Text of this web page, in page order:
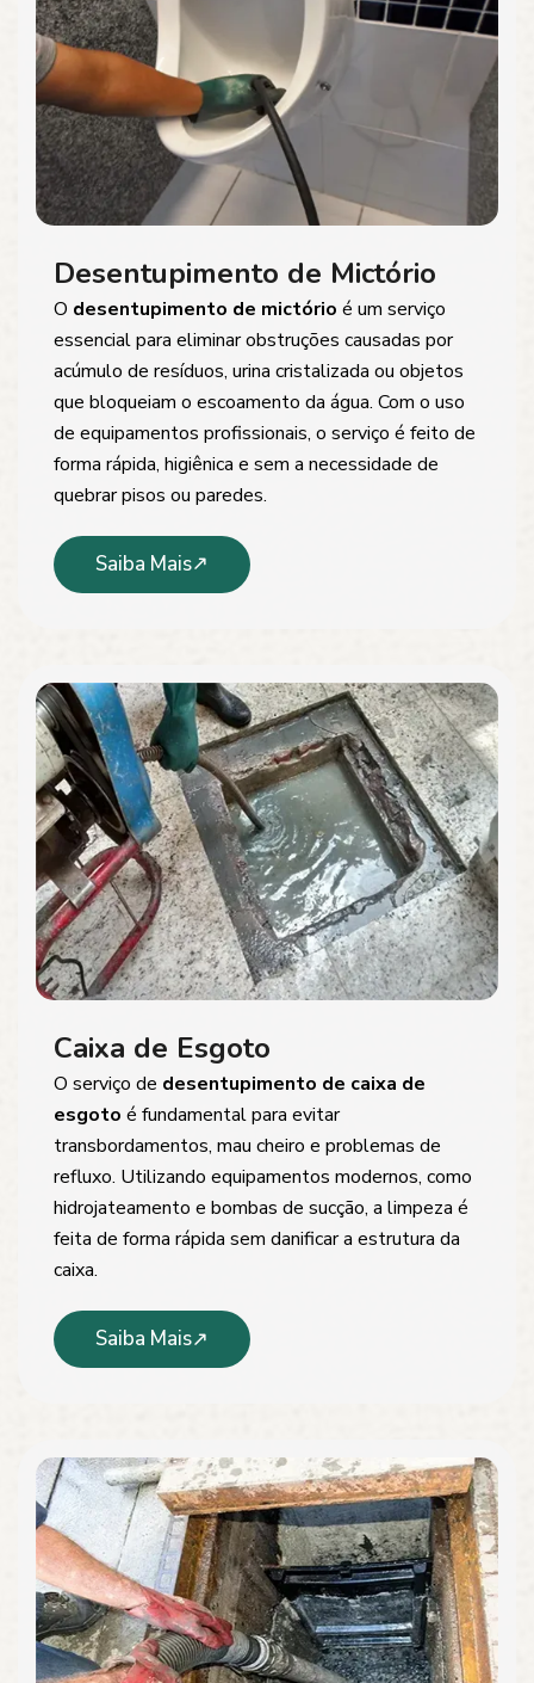
Desentupimento de Mictório
O desentupimento de mictório é um serviço
essencial para eliminar obstruções causadas por
acúmulo de resíduos, urina cristalizada ou objetos
que bloqueiam o escoamento da água. Com o uso
de equipamentos profissionais, o serviço é feito de
forma rápida, higiênica e sem a necessidade de
quebrar pisos ou paredes.
Saiba Mais
Caixa de Esgoto
O serviço de desentupimento de caixa de
esgoto é fundamental para evitar
transbordamentos, mau cheiro e problemas de
refluxo. Utilizando equipamentos modernos, como
hidrojateamento e bombas de sucção, a limpeza é
feita de forma rápida sem danificar a estrutura da
caixa.
Saiba Mais